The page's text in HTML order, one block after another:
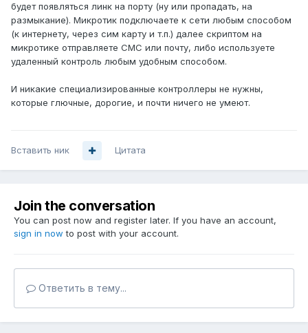
будет появляться линк на порту (ну или пропадать, на
размыкание). Микротик подключаете к сети любым способом
(к интернету, через сим карту и т.п.) далее скриптом на
микротике отправляете СМС или почту, либо используете
удаленный контроль любым удобным способом.
И никакие специализированные контроллеры не нужны,
которые глючные, дорогие, и почти ничего не умеют.
Вставить ник Цитата
Join the conversation
You can post now and register later. If you have an account,
sign in now to post with your account.
Ответить в тему...